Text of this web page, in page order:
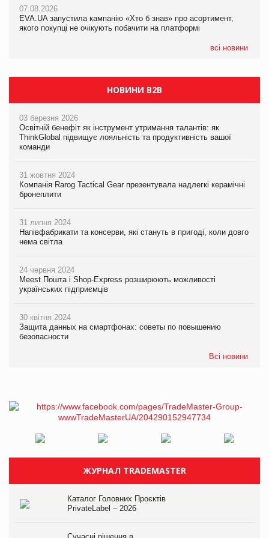
07.08.2026
EVA.UA запустила кампанію «Хто б знав» про асортимент,
якого покупці не очікують побачити на платформі
всі новини
05.08.2026
Мережа супермаркетів VARUS купує мережу магазинів
НОВИНИ B2B
03 березня 2026
Освітній бенефіт як інструмент утримання талантів: як
ThinkGlobal підвищує лояльність та продуктивність вашої
команди
31 жовтня 2024
Компанія Rarog Tactical Gear презентувала надлегкі керамічні
бронеплити
31 липня 2024
Напівфабрикати та консерви, які стануть в пригоді, коли довго
нема світла
24 червня 2024
Meest Пошта і Shop-Express розширюють можливості
українських підприємців
30 квітня 2024
Защита данных на смартфонах: советы по повышению
безопасности
Всі новини
ЖУРНАЛ TRADEMASTER
Каталог Головних Проєктів
PrivateLabel – 2026